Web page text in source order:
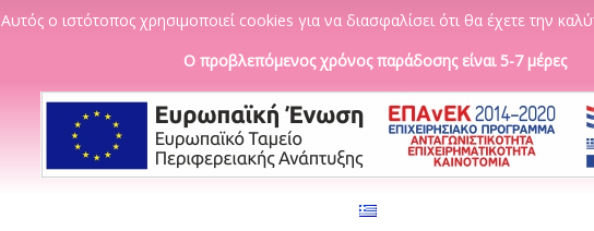
Αυτός ο ιστότοπος χρησιμοποιεί cookies για να διασφαλίσει ότι θα έχετε την
Ο προβλεπόμενος χρόνος παράδοσης είναι 5-7 μέρες